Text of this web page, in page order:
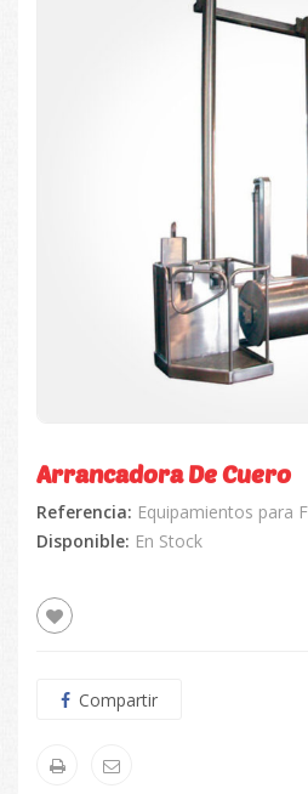
Arrancadora De Cuero
Referencia: Equipamientos para
Disponible: En Stock
Compartir